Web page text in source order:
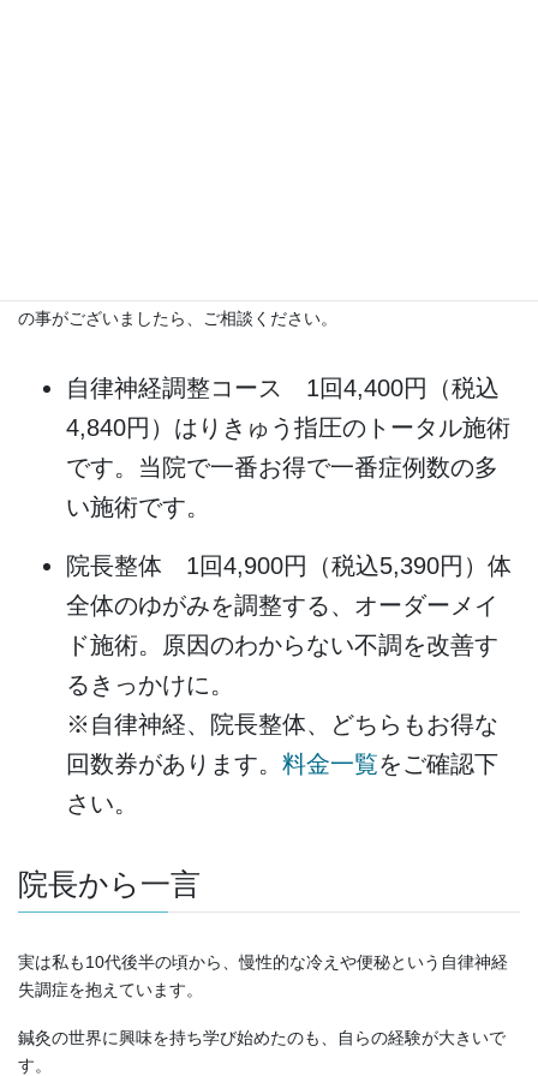
の事がございましたら、ご相談ください。
自律神経調整コース 1回4,400円（税込
4,840円）はりきゅう指圧のトータル施術
です。当院で一番お得で一番症例数の多
い施術です。
院長整体 1回4,900円（税込5,390円）体
全体のゆがみを調整する、オーダーメイ
ド施術。原因のわからない不調を改善す
るきっかけに。
※自律神経、院長整体、どちらもお得な
回数券があります。 料金一覧をご確認下
さい。
院長から一言
実は私も10代後半の頃から、慢性的な冷えや便秘という自律神経
失調症を抱えています。
鍼灸の世界に興味を持ち学び始めたのも、自らの経験が大きいで
す。